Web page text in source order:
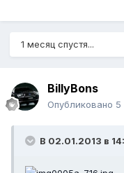
1 месяц спустя...
BillyBons
Опубликовано 5
В 02.01.2013 в